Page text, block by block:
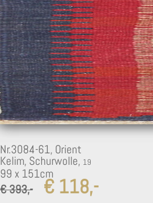
Nr.3084-61, Orient
Kelim, Schurwolle,
99 x 151cm
€ 393,-
€ 118,-